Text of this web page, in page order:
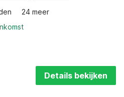
24 meer
Details bekijken